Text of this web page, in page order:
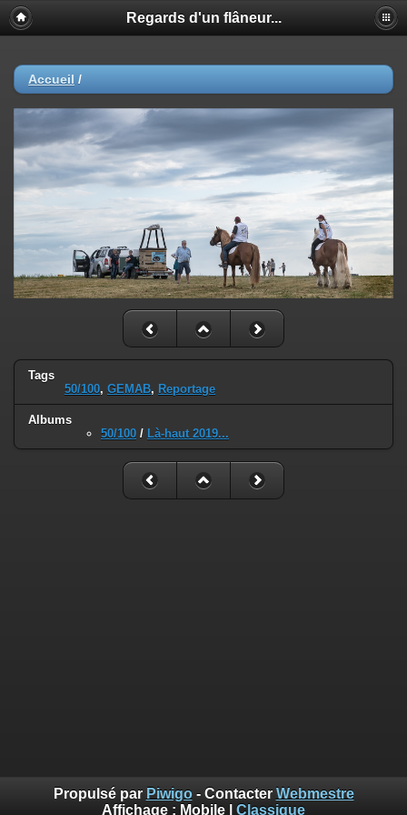
Regards d'un flâneur...
Accueil /
Tags
50/100, GEMAB, Reportage
Albums
50/100 / Là-haut 2019...
Propulsé par Piwigo- Contacter Webmestre
Affichage : Mobile Classique